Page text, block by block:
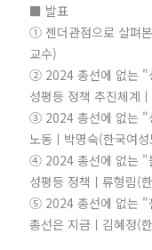
■ 발표
① 젠더관점으로 살펴
교수)
② 2024 총선에 없는 "
성평등 정책 추진체계
③ 2024 총선에 없는 "
노동ㅣ박명숙(한국여
④ 2024 총선에 없는 "
성평등 정책ㅣ류형림(
⑤ 2024 총선에 없는 "
총선은 지금ㅣ김혜정(